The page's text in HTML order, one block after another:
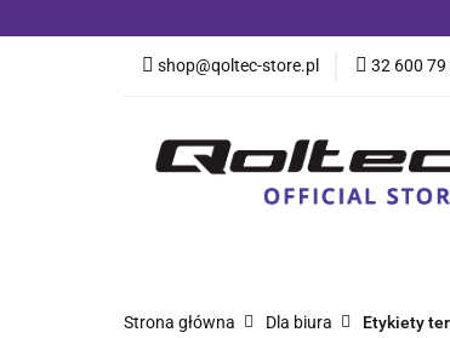
shop@qoltec-store.pl 32 600 79
Blog
Strona główna Dla biura Etykiety